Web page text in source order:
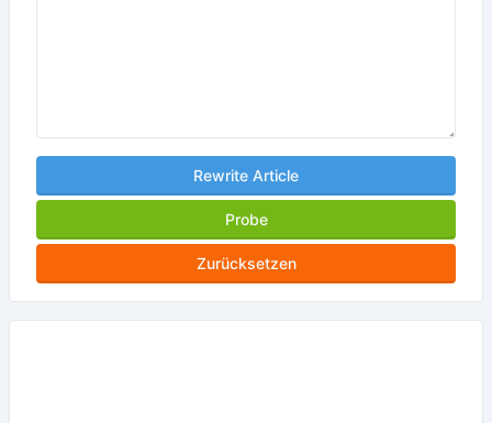
Rewrite Article
Probe
Zurücksetzen